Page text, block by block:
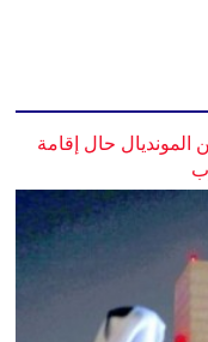
المونديال حال إقامة